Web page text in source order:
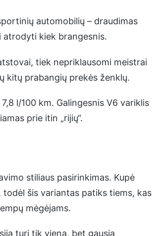
automobilių – draudimas
atrodyti kiek brangesnis.
tiek nepriklausomi meistrai
kitų prabangių prekės ženklų.
l/100 km. Galingesnis V6 variklis
prie itin „rijių“.
stiliaus pasirinkimas. Kupė
šis variantas patiks tiems, kas
mėgėjams.
turi tik vieną, bet gausią